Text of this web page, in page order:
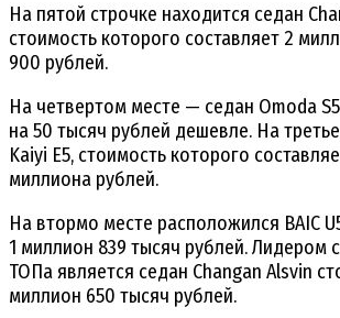
На пятой строчке находится седан
стоимость которого составляет 2
900 рублей.
На четвертом месте — седан Omoda
на 50 тысяч рублей дешевле. На
Kaiyi E5, стоимость которого
миллиона рублей.
На втормо месте расположился BAIC
1 миллион 839 тысяч рублей. Лидером
ТОПа является седан Changan Alsvin
миллион 650 тысяч рублей.